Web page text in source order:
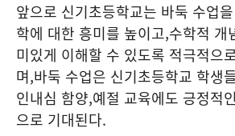
앞으로 신기초등학교는 바둑 수업
학에 대한 흥미를 높이고,수학적 개
미있게 이해할 수 있도록 적극적으
며,바둑 수업은 신기초등학교 학생
인내심 함양,예절 교육에도 긍정적
으로 기대된다.